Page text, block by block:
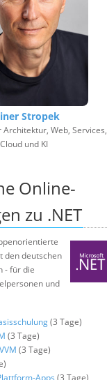
Stropek
Web, Services,
Cloud und KI
Online-
zu .NET
den deutschen
- für die
und
(3 Tage)
(3 Tage)
(3 Tage)
Apps (3 Tage)